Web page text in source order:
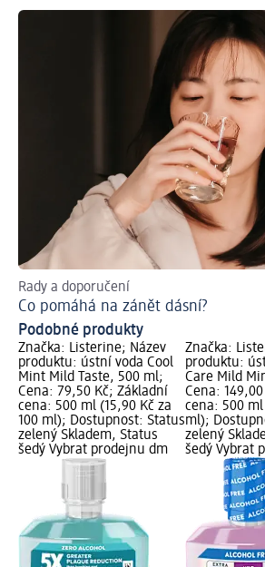
Rady a doporučení
Co pomáhá na zánět dásní?
Podobné produkty
Značka: Listerine; Název
produktu: ústní voda Cool
Mint Mild Taste, 500 ml;
Cena: 79,50 Kč; Základní
cena: 500 ml (15,90 Kč za
100 ml); Dostupnost: Status
zelený Skladem, Status
šedý Vybrat prodejnu dm
Značka:
produktu:
Care Mild
Cena:
cena: 500 ml
ml);
zelený
šedý Vybrat